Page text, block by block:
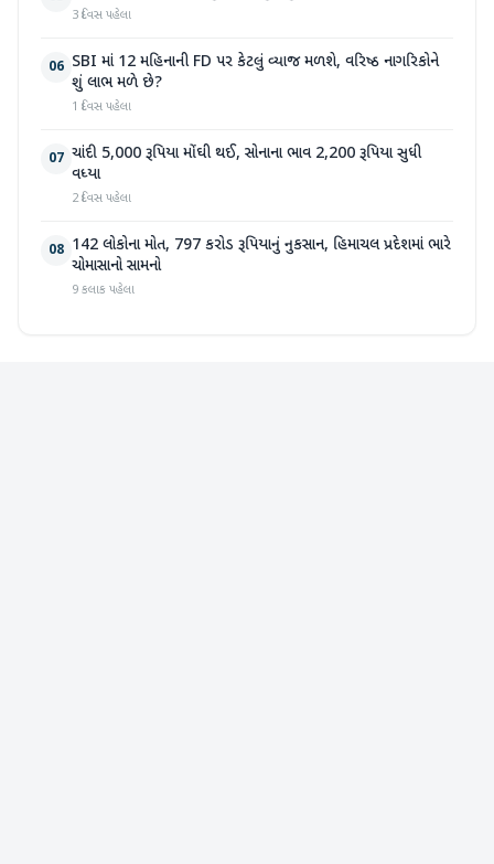
3 દિવસ પહેલા
06 SBI માં 12 મહિનાની FD પર કેટલું વ્યાજ મળશે, વરિષ્ઠ નાગરિકોને
શું લાભ મળે છે?
1 દિવસ પહેલા
07 ચાંદી 5,000 રૂપિયા મોંઘી થઈ, સોનાના ભાવ 2,200 રૂપિયા સુધી
વધ્યા
2 દિવસ પહેલા
08 142 લોકોના મોત, 797 કરોડ રૂપિયાનું નુકસાન, હિમાચલ પ્રદેશમાં ભારે
ચોમાસાનો સામનો
9 કલાક પહેલા